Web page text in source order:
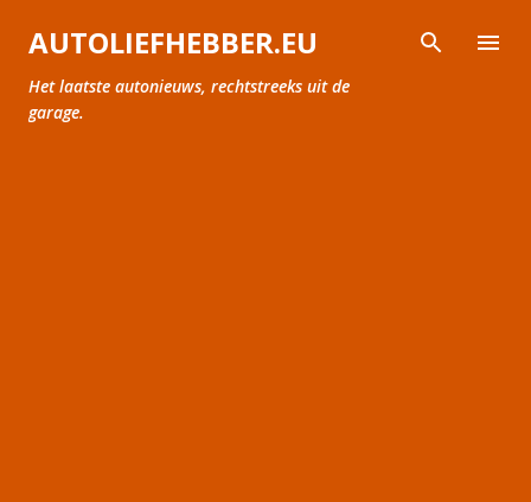
Doorgaan naar hoofdcontent
AUTOLIEFHEBBER.EU
Het laatste autonieuws, rechtstreeks uit de
garage.